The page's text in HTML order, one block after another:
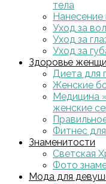
тела
Уход за
Уход за
Уход за
Здоровье
Диета для
Женские
Медицина
женские
Фитнес
Знаменитости
Светская
Фото
Мода для